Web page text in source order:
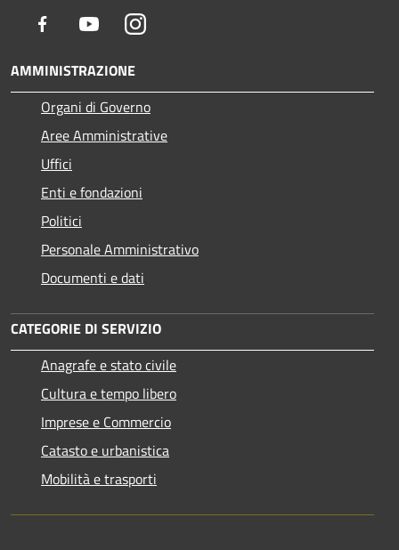
Facebook YoutubeInstagram
AMMINISTRAZIONE
Organi di Governo
Aree Amministrative
Uffici
Enti e fondazioni
Politici
Personale Amministrativo
Documenti e dati
CATEGORIE DI SERVIZIO
Anagrafe e stato civile
Cultura e tempo libero
Imprese e Commercio
Catasto e urbanistica
Mobilità e trasporti